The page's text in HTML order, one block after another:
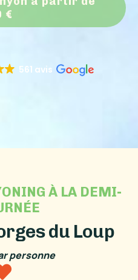
€
561 avis
À LA DEMI-
du Loup
personne